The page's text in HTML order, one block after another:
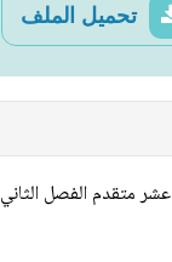
تحميل الملف
متقدم الفصل الثاني